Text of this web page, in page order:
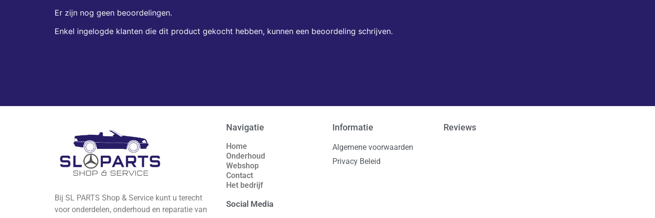
Er zijn nog geen beoordelingen.
Enkel ingelogde klanten die dit product gekocht hebben, kunnen een beoordeling schrijven.
Bij SL PARTS Shop & Service kunt u terecht
voor onderdelen, onderhoud en reparatie van
Navigatie
Home
Onderhoud
Webshop
Contact
Het bedrijf
Social Media
Informatie
Algemene voorwaarden
Privacy Beleid
Reviews